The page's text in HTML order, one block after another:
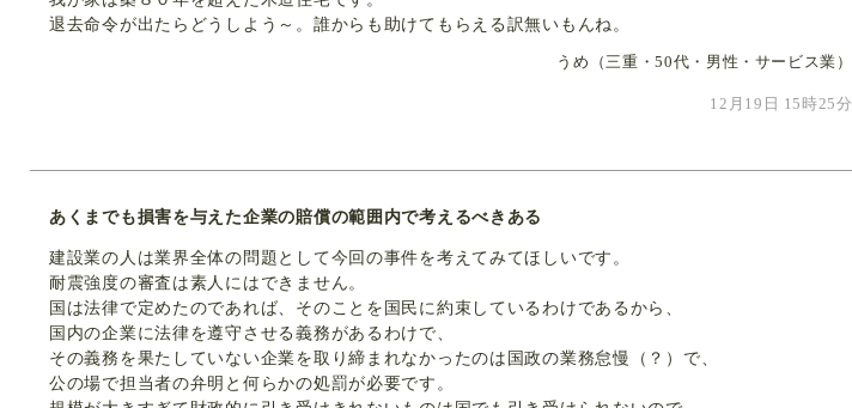
退去命令が出たらどうしよう～。誰からも助けてもらえる訳無いもんね。
うめ（三重・50代・男性・サービス業）
12月19日 15時25分
あくまでも損害を与えた企業の賠償の範囲内で考えるべきある
建設業の人は業界全体の問題として今回の事件を考えてみてほしいです。
耐震強度の審査は素人にはできません。
国は法律で定めたのであれば、そのことを国民に約束しているわけであるから、
国内の企業に法律を遵守させる義務があるわけで、
その義務を果たしていない企業を取り締まれなかったのは国政の業務怠慢（？）で、
公の場で担当者の弁明と何らかの処罰が必要です。